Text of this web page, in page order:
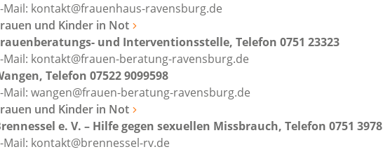
Mail: kontakt@frauenhaus-ravensburg.de
und Kinder in Not
und Interventionsstelle, Telefon 0751 23323
Mail: kontakt@frauen-beratung-ravensburg.de
Telefon 07522 9099598
Mail: wangen@frauen-beratung-ravensburg.de
und Kinder in Not
e. V. – Hilfe gegen sexuellen Missbrauch, Telefon 0751 3978
Mail: kontakt@brennessel-rv.de